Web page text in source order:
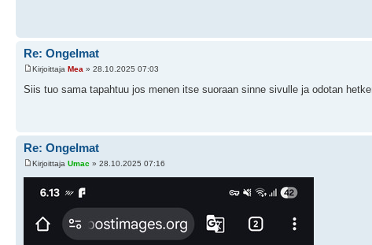
Re: Ongelmat
Kirjoittaja Mea » 28.10.2025 07:03
Siis tuo sama tapahtuu jos menen itse suoraan sinne sivulle ja odotan
Re: Ongelmat
Kirjoittaja Umac » 28.10.2025 07:16